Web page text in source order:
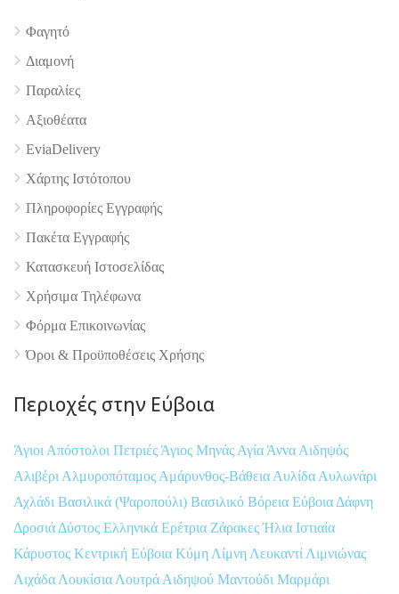
4.9
Φαγητό
Διαμονή
Παραλίες
Αξιοθέατα
EviaDelivery
Χάρτης Ιστότοπου
Πληροφορίες Εγγραφής
Πακέτα Εγγραφής
Κατασκευή Ιστοσελίδας
Χρήσιμα Τηλέφωνα
Φόρμα Επικοινωνίας
Όροι & Προϋποθέσεις Xρήσης
Περιοχές στην Εύβοια
Άγιοι Απόστολοι Πετριές Άγιος Μηνάς Αγία Άννα Αιδηψός
Αλιβέρι Αλμυροπόταμος Αμάρυνθος-Βάθεια Αυλίδα Αυλωνάρι
Αχλάδι Βασιλικά (Ψαροπούλι) Βασιλικό Βόρεια Εύβοια Δάφνη
Δροσιά Δύστος Ελληνικά Ερέτρια ΖάρακεςΉλια Ιστιαία
Κάρυστος Κεντρική Εύβοια Κύμη Λίμνη Λευκαντί Λιμνιώνας
Λιχάδα Λουκίσια Λουτρά Αιδηψού Μαντούδι Μαρμάρι